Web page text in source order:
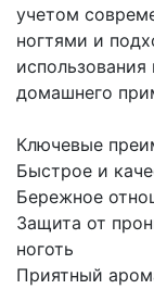
учетом
ногтями и
домашнего
Ключевые
Быстрое и
Бережное
Защита от
ноготь
Приятный